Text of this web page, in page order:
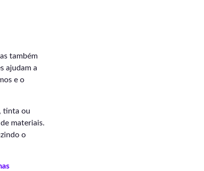
também
ajudam a
e o
tinta ou
materiais.
o